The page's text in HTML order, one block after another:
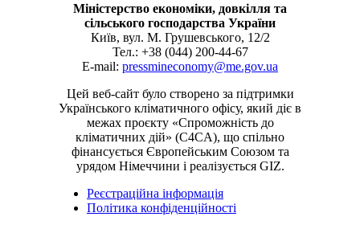
Міністерство економіки, довкілля та
сільського господарства України
Київ, вул. М. Грушевського, 12/2
Тел.: +38 (044) 200-44-67
E-mail: pressmineconomy@me.gov.ua
Цей веб-сайт було створено за підтримки
Українського кліматичного офісу, який діє в
межах проєкту «Спроможність до
кліматичних дій» (C4CA), що спільно
фінансується Європейським Союзом та
урядом Німеччини і реалізується GIZ.
Реєстраційна інформація
Політика конфіденційності